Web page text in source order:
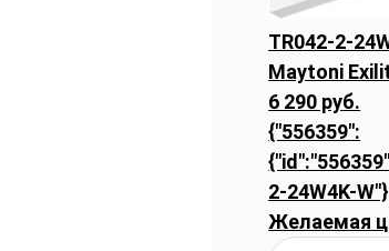
TR042-2-
Maytoni
6 290 руб.
{"556359":
2-24W4K-
Желаемая